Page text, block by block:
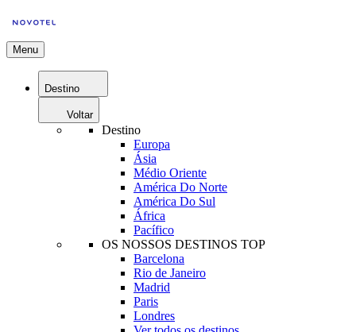
Menu
Destino
Voltar
Destino
Europa
Ásia
Médio Oriente
América Do Norte
América Do Sul
África
Pacífico
OS NOSSOS DESTINOS TOP
Barcelona
Rio de Janeiro
Madrid
Paris
Londres